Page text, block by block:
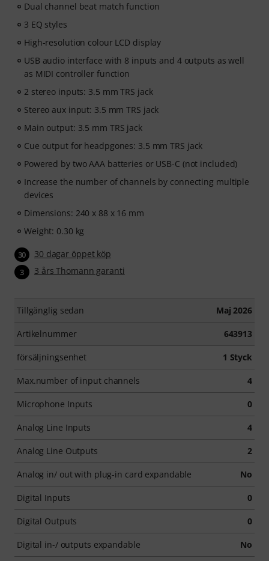
Dual channel beat match function
3 EQ styles
High-resolution colour LCD display
USB audio interface with 8 inputs and 4 outputs as well
as MIDI controller function
2 stereo inputs: 3.5 mm TRS jack
Stereo aux input: 3.5 mm TRS jack
Main output: 3.5 mm TRS jack
Cue output for headpgones: 3.5 mm TRS jack
Powered by two AAA batteries or USB-C (not included)
Increase the number of channels by connecting multiple
devices
Dimensions: 240 x 88 x 16 mm
Weight: 0.30 kg
30 30 dagar öppet köp
3 3 års Thomann garanti
Tillgänglig sedan Maj 2026
Artikelnummer 643913
försäljningsenhet 1 Styck
Max.number of input channels 4
Microphone Inputs 0
Analog Line Inputs 4
Analog Line Outputs 2
Analog in/ out with plug-in card expandable No
Digital Inputs 0
Digital Outputs 0
Digital in-/ outputs expandable No